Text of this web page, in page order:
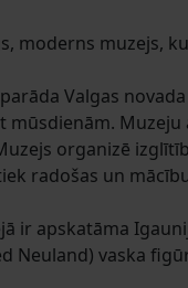
moderns muzejs,
Valgas
mūsdienām.
organizē
radošas un
ir apskatāma
Neuland) vaska